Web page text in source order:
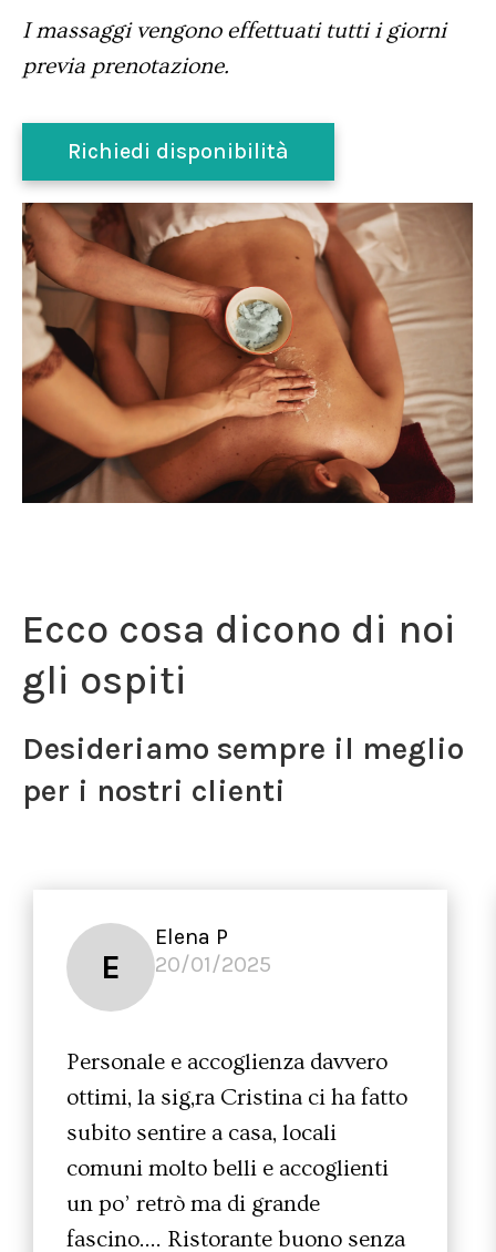
I massaggi vengono effettuati tutti i giorni
previa prenotazione.
Richiedi disponibilità
Ecco cosa dicono di noi
gli ospiti
Desideriamo sempre il meglio
per i nostri clienti
E
Elena P
20/01/2025
Personale e accoglienza davvero
ottimi, la sig,ra Cristina ci ha fatto
subito sentire a casa, locali
comuni molto belli e accoglienti
un po’ retrò ma di grande
fascino…. Ristorante buono senza